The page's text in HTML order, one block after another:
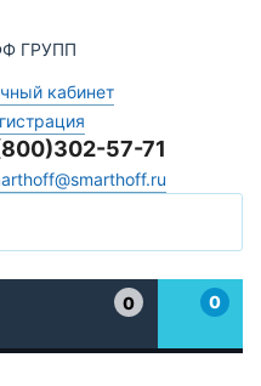
кабинет
57-71
0
0